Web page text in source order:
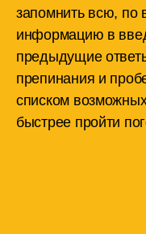
запомнить всю,
информацию в
предыдущие
препинания и
списком
быстрее пройти